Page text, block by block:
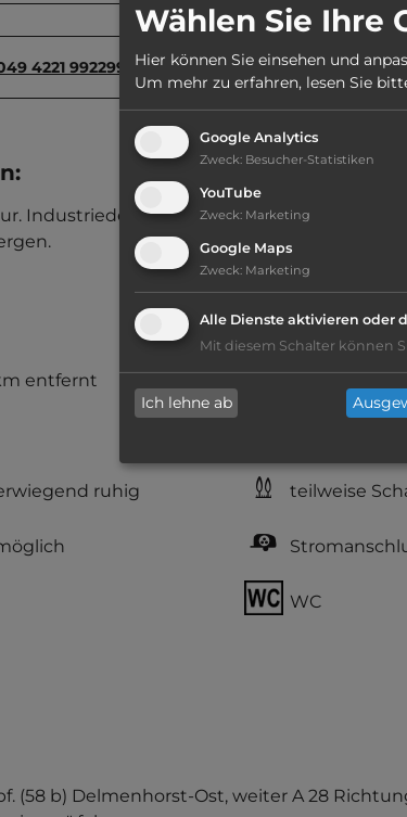
4221 992299
Industriedenkmal. Burginsel.
entfernt
ruhig
kiesig, harter
teilweise
WC
(58 b) Delmenhorst-Ost, weiter A 28
Wählen Sie Ihre
Hier können Sie einsehen und
Um mehr zu erfahren, lesen Sie
Google Analytics
Zweck: Besucher-Statistiken
YouTube
Zweck: Marketing
Google Maps
Zweck: Marketing
Alle Dienste aktivieren oder
Mit diesem Schalter können
Ich lehne ab